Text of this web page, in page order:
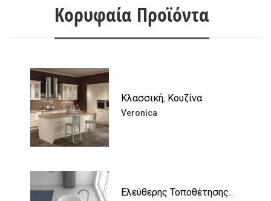
Κορυφαία Προϊόντα
Κλασσική, Κουζίνα
Veronica
Ελεύθερης Τοποθέτησης,